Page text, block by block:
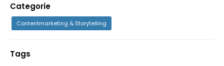
Categorie
Contentmarketing & Storytelling
Tags